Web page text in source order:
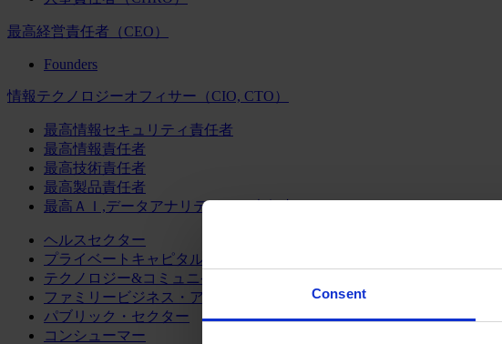
Consent
最高経営責任者（CEO）
Founders
情報テクノロジーオフィサー（CIO, CTO）
最高情報セキュリティ責任者
最高情報責任者
最高技術責任者
最高製品責任者
最高ＡＩ,データアナリティクス責任者
ヘルスセクター
プライベートキャピタル
テクノロジー&コミュニケーション
ファミリービジネス・アドバイザリー
パブリック・セクター
コンシューマー